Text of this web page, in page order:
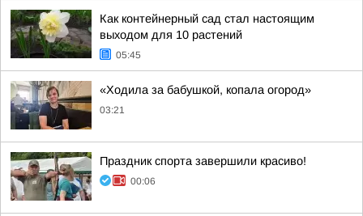
Как контейнерный сад стал настоящим
выходом для 10 растений
05:45
«Ходила за бабушкой, копала огород»
03:21
Праздник спорта завершили красиво!
00:06